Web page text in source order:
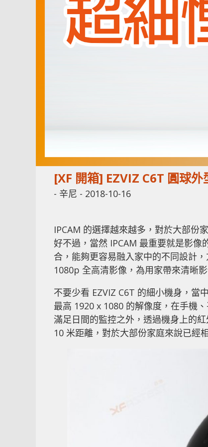
[XF 開箱] EZVIZ C6T 圓球
- 辛尼 - 2018-10-16
IPCAM 的選擇越來越多，對於大部份
好不過，當然 IPCAM 最重要就是影像
合，能夠更容易融入家中的不同設計
1080p 全高清影像，為用家帶來清晰
不要少看 EZVIZ C6T 的細小機身，當
最高 1920 x 1080 的解像度，在手機
滿足日間的監控之外，透過機身上的
10 米距離，對於大部份家庭來說已經